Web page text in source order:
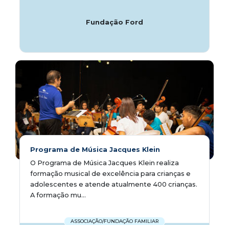
Fundação Ford
Programa de Música Jacques Klein
O Programa de Música Jacques Klein realiza
formação musical de excelência para crianças e
adolescentes e atende atualmente 400 crianças.
A formação mu...
ASSOCIAÇÃO/FUNDAÇÃO FAMILIAR